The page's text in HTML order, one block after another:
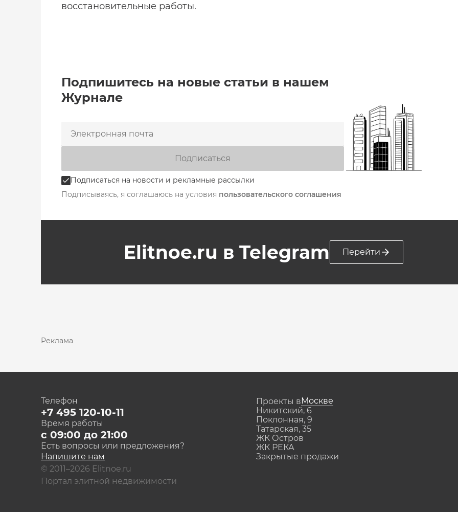
восстановительные работы.
Подпишитесь на новые статьи в нашем
Журнале
Подписаться на новости и рекламные рассылки
Подписаться
Подписываясь, я соглашаюсь на условия пользовательского соглашения
Elitnoe.ru в Telegram Перейти
Реклама
Телефон
+7 495 120-10-11
Время работы
с 09:00 до 21:00
Есть вопросы или предложения?
Напишите нам
© 2011–2026 Elitnoe.ru
Портал элитной недвижимости
Проекты вМоскве
Никитский, 6
Поклонная, 9
Татарская, 35
ЖК Остров
ЖК РЕКА
Закрытые продажи